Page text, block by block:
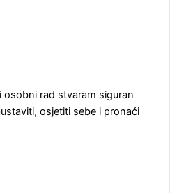
osobni rad stvaram siguran
osjetiti sebe i pronaći